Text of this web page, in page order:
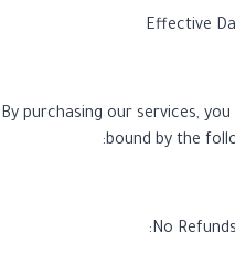
Effective
purchasing our services,
bound by the
No